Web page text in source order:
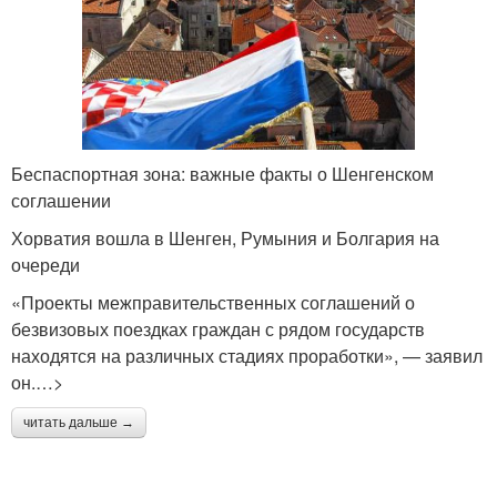
Беспаспортная зона: важные факты о Шенгенском
соглашении
Хорватия вошла в Шенген, Румыния и Болгария на
очереди
«Проекты межправительственных соглашений о
безвизовых поездках граждан с рядом государств
находятся на различных стадиях проработки», — заявил
он.…>
читать дальше →